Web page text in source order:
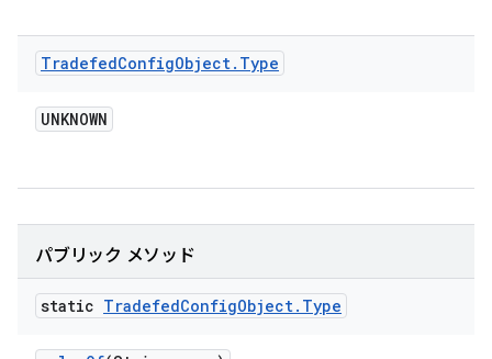
TradefedConfigObject. Type
UNKNOWN
パブリック メソッド
static TradefedConfigObject. Type